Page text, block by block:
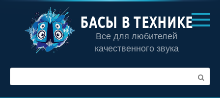
контенту
БАСЫ В ТЕХНИКЕ
Все для любителей
качественного звука